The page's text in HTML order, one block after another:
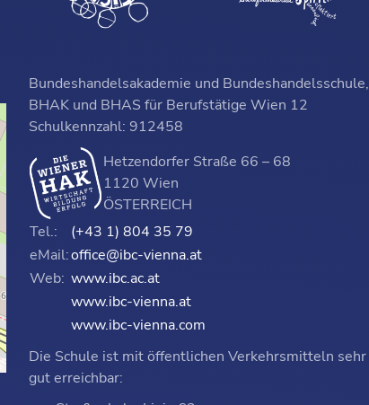
Bundeshandelsakademie und Bundeshandelsschule,
BHAK und BHAS für Berufstätige Wien 12
Schulkennzahl: 912458
Hetzendorfer Straße 66 – 68
1120 Wien
ÖSTERREICH
Tel.:
(+43 1) 804 35 79
eMail:office@ibc-vienna.at
Web: www.ibc.ac.at
www.ibc-vienna.at
www.ibc-vienna.com
Die Schule ist mit öffentlichen Verkehrsmitteln sehr
gut erreichbar: